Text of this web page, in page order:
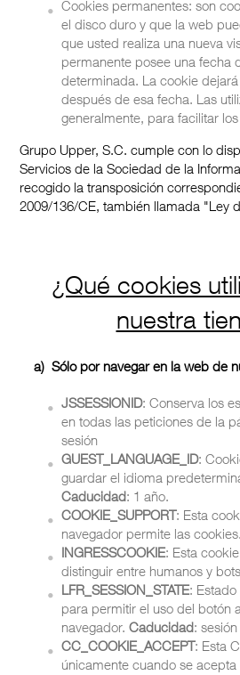
Cookies permanentes: son
el disco duro y que la web
que usted realiza una nueva
permanente posee una fecha
determinada. La cookie
después de esa fecha. Las
generalmente, para facilitar
Grupo Upper, S.C. cumple con lo
Servicios de la Sociedad de la
recogido la transposición
2009/136/CE, también llamada "Ley
¿Qué cookies
nuestra
a) Sólo por navegar en la web de
JSSESSIONID: Conserva los
en todas las peticiones de la
sesión
GUEST_LANGUAGE_ID:
guardar el idioma
Caducidad: 1 año.
COOKIE_SUPPORT : Esta
navegador permite las
INGRESSCOOKIE: Esta
distinguir entre humanos y
LFR_SESSION_STATE: Estado
para permitir el uso del botón
navegador.Caducidad: sesión
CC_COOKIE_ACCEPT : Esta
únicamente cuando se